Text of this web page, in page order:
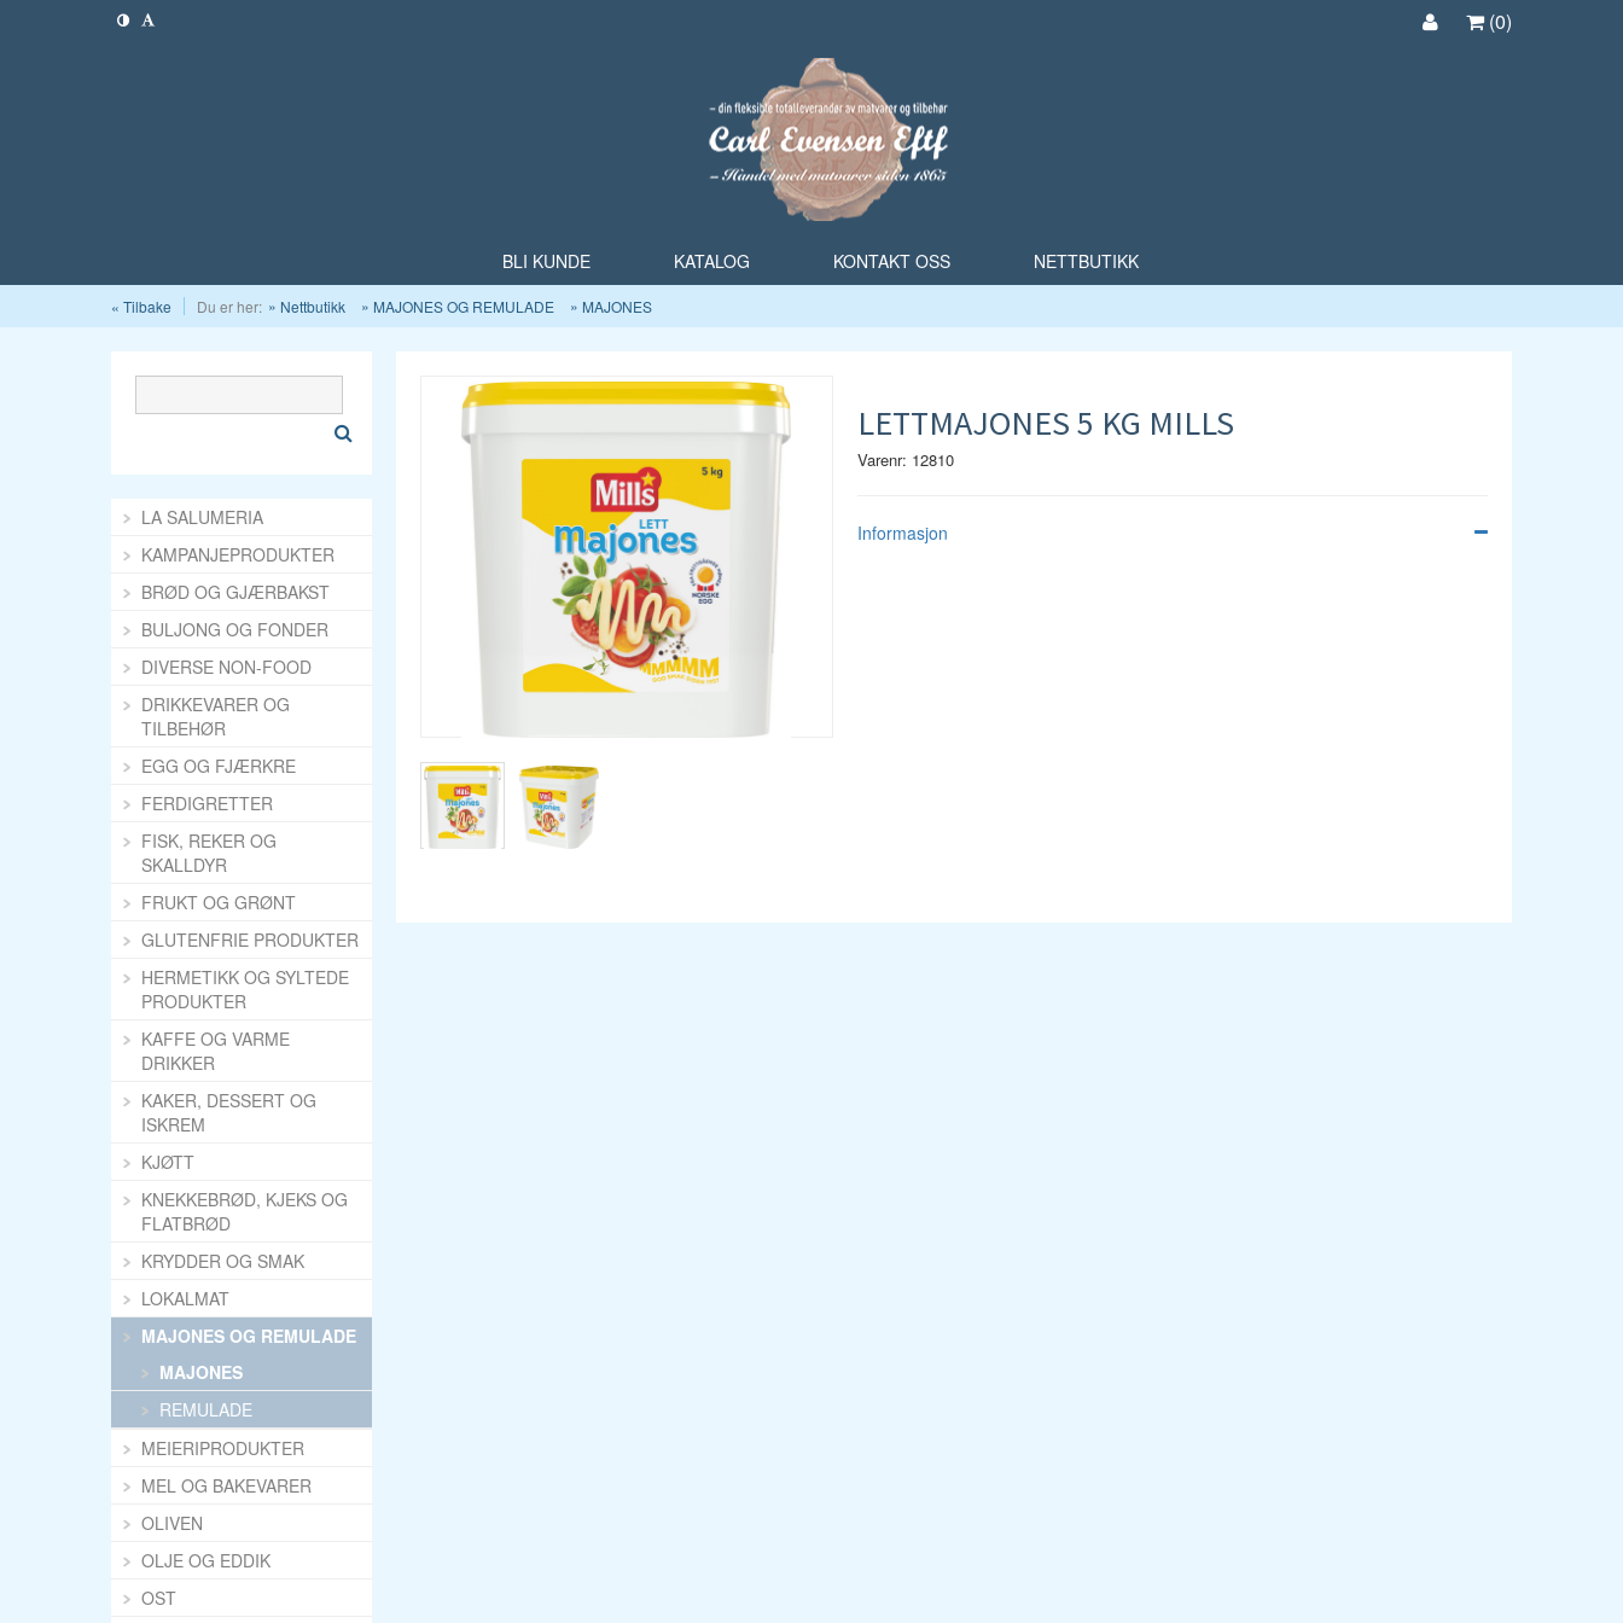
(0)
BLI KUNDE KATALOG KONTAKT OSS NETTBUTIKK
« Tilbake Du er her: Nettbutikk MAJONES OG REMULADE MAJONES
LETTMAJONES 5 KG MILLS
Varenr: 12810
Informasjon
LA SALUMERIA
KAMPANJEPRODUKTER
BRØD OG GJÆRBAKST
BULJONG OG FONDER
DIVERSE NON-FOOD
DRIKKEVARER OG
TILBEHØR
EGG OG FJÆRKRE
FERDIGRETTER
FISK, REKER OG
SKALLDYR
FRUKT OG GRØNT
GLUTENFRIE PRODUKTER
HERMETIKK OG SYLTEDE
PRODUKTER
KAFFE OG VARME
DRIKKER
KAKER, DESSERT OG
ISKREM
KJØTT
KNEKKEBRØD, KJEKS OG
FLATBRØD
KRYDDER OG SMAK
LOKALMAT
MAJONES OG REMULADE
MAJONES
REMULADE
MEIERIPRODUKTER
MEL OG BAKEVARER
OLIVEN
OLJE OG EDDIK
OST